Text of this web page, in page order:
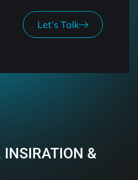
Let’s Talk
INSIRATION &